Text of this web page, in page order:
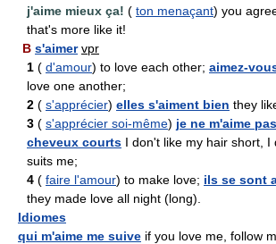
j'aime mieux ça! ( ton menaçant) you
that's more like it!
B s'aimer vpr
1 ( d'amour) to love each other; aimez-
love one another;
2 ( s'apprécier) elles s'aiment bien they
3 ( s'apprécier soi-même) je ne m'aime
cheveux courts I don't like my hair short,
suits me;
4 ( faire l'amour) to make love; ils se sont
they made love all night (long).
Idiomes
qui m'aime me suive if you love me, follow